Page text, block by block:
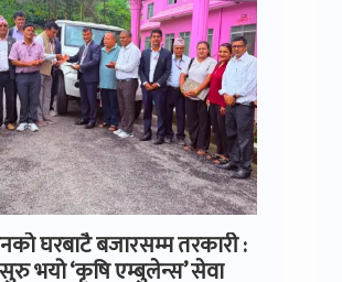
घरबाटै बजारसम्म तरकारी :
भयो ‘कृषि एम्बुलेन्स’ सेवा